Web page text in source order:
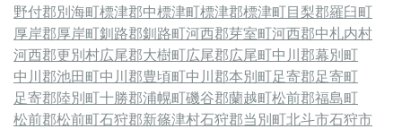
野付郡別海町標津郡中標津町標津郡標津町目梨郡羅臼町
厚岸郡厚岸町釧路郡釧路町河西郡芽室町河西郡中札内村
河西郡更別村広尾郡大樹町広尾郡広尾町中川郡幕別町
中川郡池田町中川郡豊頃町中川郡本別町足寄郡足寄町
足寄郡陸別町十勝郡浦幌町磯谷郡蘭越町松前郡福島町
松前郡松前町石狩郡新篠津村石狩郡当別町北斗市石狩市